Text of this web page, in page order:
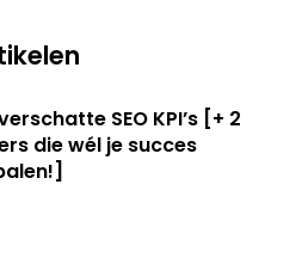
SEO KPI’s [+ 2
die wél je succes